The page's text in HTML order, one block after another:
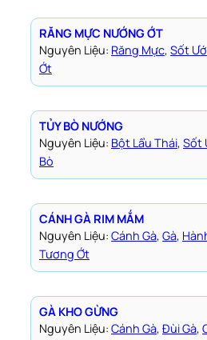
RĂNG MỰC NƯỚNG ỚT
Nguyên Liệu: Răng Mực, Sốt
Ớt
TỦY BÒ NƯỚNG
Nguyên Liệu: Bột Lẩu Thái, Sốt
Bò
CÁNH GÀ RIM MẮM
Nguyên Liệu: Cánh Gà, Gà,
Tương Ớt
GÀ KHO GỪNG
Nguyên Liệu: Cánh Gà, Đùi Gà,